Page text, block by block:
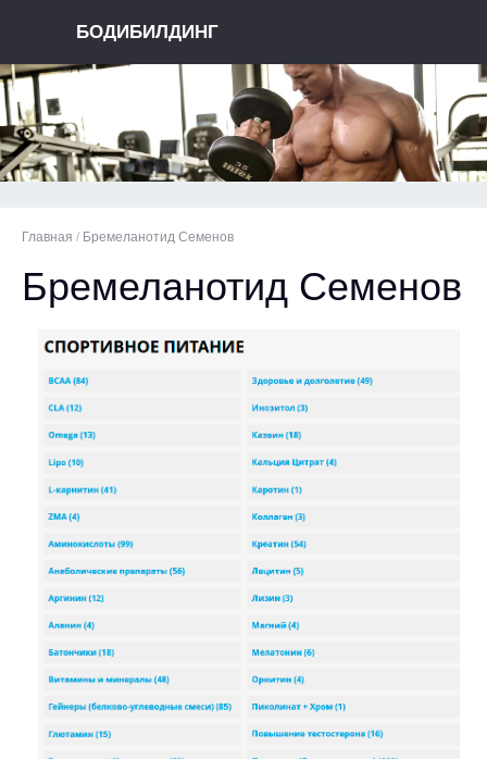
БОДИБИЛДИНГ
Главная / Бремеланотид Семенов
Бремеланотид Семенов